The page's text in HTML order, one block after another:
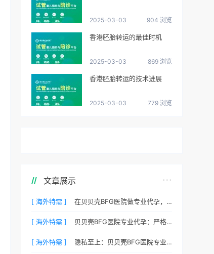
2025-03-03 904 浏览
香港胚胎转运的最佳时机
2025-03-03 869 浏览
香港胚胎转运的技术进展
2025-03-03 779 浏览
文章展示
[ 海外特需 ] 在贝贝壳BFG医院做专业代孕，一次成功的概率有多大？
[ 海外特需 ] 贝贝壳BFG医院专业代孕：严格保护客户隐私的安心之选
[ 海外特需 ] 隐私至上：贝贝壳BFG医院专业代孕如何做好信息保密？